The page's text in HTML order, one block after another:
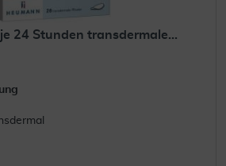
24 Stunden transdermale...